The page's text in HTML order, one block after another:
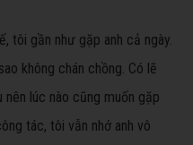
tôi gần như gặp anh cả ngày.
không chán chồng. Có lẽ
nên lúc nào cũng muốn gặp
tác, tôi vẫn nhớ anh vô